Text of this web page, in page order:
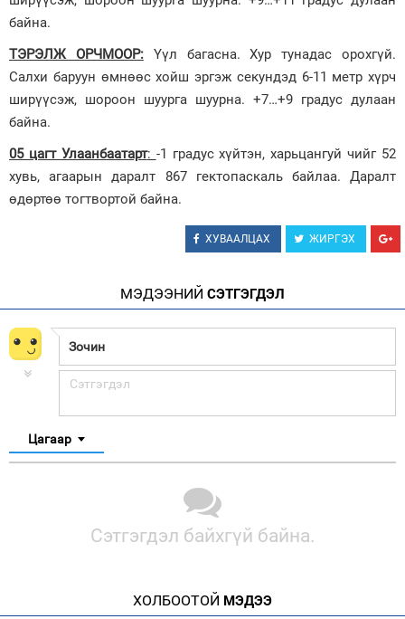
байна.
ТЭРЭЛЖ ОРЧМООР:Үүл багасна. Хур тунадас орохгүй.
Салхи баруун өмнөөс хойш эргэж секундэд 6-11 метр хүрч
ширүүсэж, шороон шуурга шуурна. +7…+9 градус дулаан
байна.
05 цагт Улаанбаатарт: -1 градус хүйтэн, харьцангуй чийг 52
хувь, агаарын даралт 867 гектопаскаль байлаа. Даралт
өдөртөө тогтвортой байна.
ХУВААЛЦАХ ЖИРГЭХ
МЭДЭЭНИЙ СЭТГЭГДЭЛ
Цагаар
Сэтгэгдэл байхгүй байна.
ХОЛБООТОЙ МЭДЭЭ